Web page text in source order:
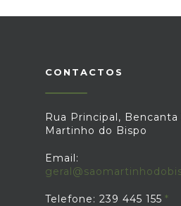
CONTACTOS
Rua Principal, Bencanta
Martinho do Bispo
Email:
Telefone: 239 445 155